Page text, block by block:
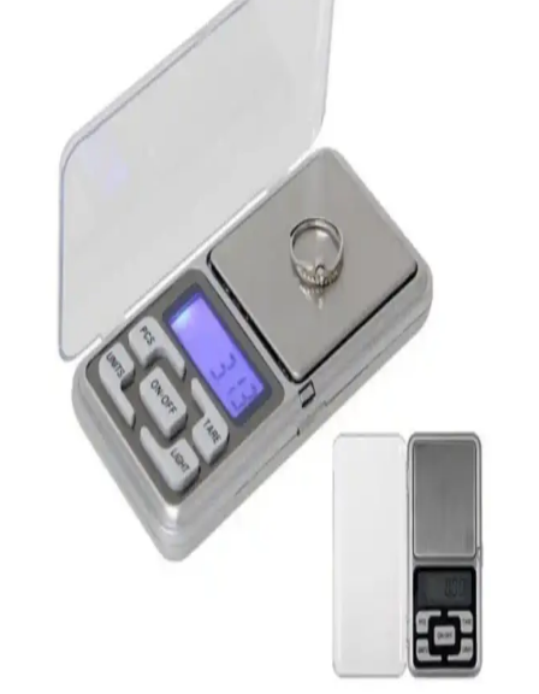
32 GB Flash Bellek: Günümüzdeki Elektronik
Dünyasının Vazgeçilmez Parçası
32 GB flash bellekler, taşınabilirlik, uygun fiyat ve geniş uyumluluk
ile günlük ve profesyonel kullanımı kolaylaştırır.
Schafer Stormy Kişisel Blender Karşılaştırması:
Performans, Tasarım ve Kullanıcı Yorumları
İki Schafer Stormy kişisel blender modeli detaylı karşılaştırması,
güç, kapasiteler ve kullanıcı yorumlarıyla ürünlerin performansını ve
dayanıklılığını ortaya koyuyor.
Anker Soundcore 2 ve JBL Clip 4 Karşılaştırması:
Hangi Taşınabilir Hoparlör Sizi Daha Çok Memnun
İki popüler taşınabilir hoparlör Anker Soundcore 2 ve JBL Clip 4'ün
özellikleri, performansları ve kullanıcı yorumlarıyla detaylı
karşılaştırması burada.
JBL 510 Taşınabilir Kablosuz Hoparlör: Yüksek Ses
Kalitesi ve Dayanıklılık
hareketli yaşam tarzınıza uygun, yüksek kaliteli ses ve pratiklik
Taşınabilir Şarj Aletleri Karşılaştırması: Xiaomi